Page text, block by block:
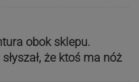
obok sklepu.
że ktoś ma nóż